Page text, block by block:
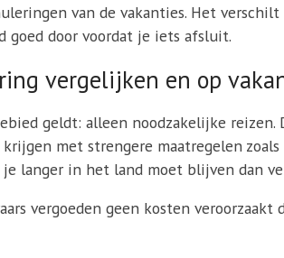
van de vakanties. Het
goed door voordat je iets afsluit.
vergelijken en op
geldt: alleen noodzakelijke
met strengere maatregelen
je langer in het land moet blijven dan
vergoeden geen kosten